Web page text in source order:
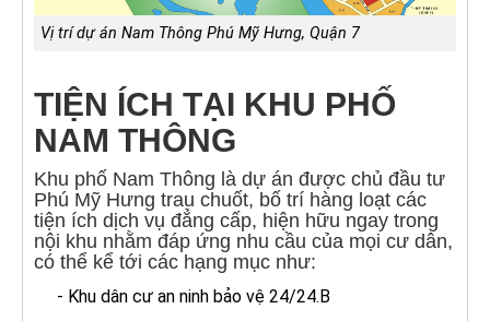
Vị trí dự án Nam Thông Phú Mỹ Hưng, Quận 7
TIỆN ÍCH TẠI KHU PHỐ
NAM THÔNG
Khu phố Nam Thông là dự án được chủ đầu tư
Phú Mỹ Hưng trau chuốt, bố trí hàng loạt các
tiện ích dịch vụ đẳng cấp, hiện hữu ngay trong
nội khu nhằm đáp ứng nhu cầu của mọi cư dân,
có thể kể tới các hạng mục như:
- Khu dân cư an ninh bảo vệ 24/24.B